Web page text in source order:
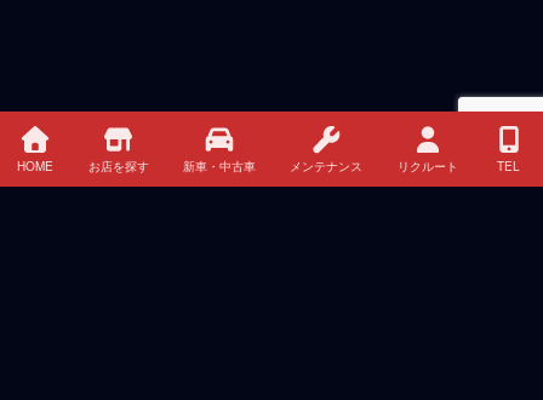
HOME お店を探す 新車・中古車 メンテナンス リクルート TEL